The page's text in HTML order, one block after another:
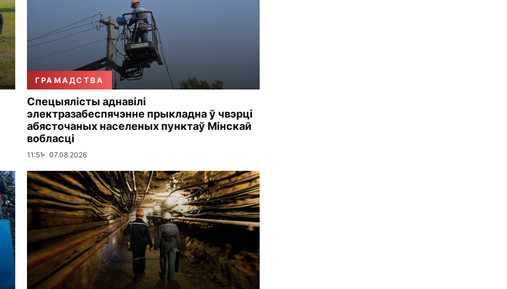
ГРАМАДСТВА
Спецыялісты аднавілі
электразабеспячэнне прыкладна ў чвэрці
абясточаных населеных пунктаў Мінскай
вобласці
11:51 07.08.2026